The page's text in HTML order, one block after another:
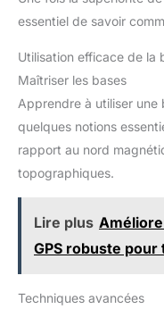
essentiel de savoir
Utilisation efficace de la
Maîtriser les bases
Apprendre à utiliser une
quelques notions
rapport au nord
topographiques.
Lire plus
GPS robuste
Techniques avancées